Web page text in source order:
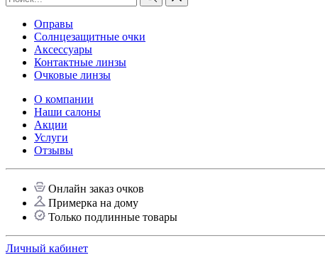
Оправы
Солнцезащитные очки
Аксессуары
Контактные линзы
Очковые линзы
О компании
Наши салоны
Акции
Услуги
Отзывы
Онлайн заказ очков
Примерка на дому
Только подлинные товары
Личный кабинет